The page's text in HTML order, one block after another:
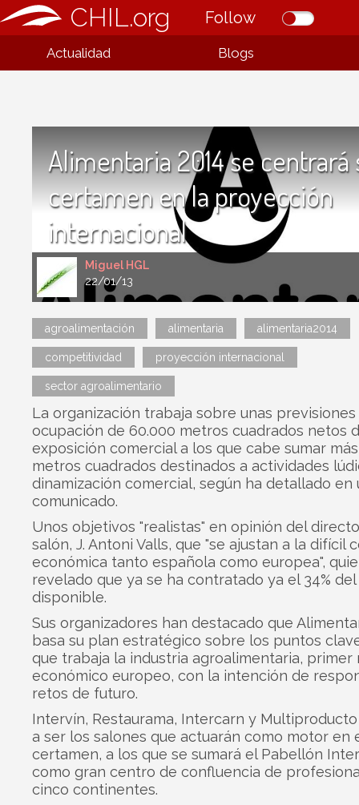
CHIL.org Follow
Actualidad Blogs
Miguel HGL
22/01/13
Alimentaria 2014 se centrará
certamen en la proyección
internacional
agroalimentación alimentaria alimentaria2014
competitividad proyección internacional
sector agroalimentario
La organización trabaja sobre unas
ocupación de 60.000 metros cuadrados netos
exposición comercial a los que cabe sumar
metros cuadrados destinados a actividades
dinamización comercial, según ha detallado en
comunicado.
Unos objetivos "realistas" en opinión del
salón, J. Antoni Valls, que "se ajustan a la difícil
económica tanto española como europea",
revelado que ya se ha contratado ya el 34%
disponible.
Sus organizadores han destacado que
basa su plan estratégico sobre los puntos
que trabaja la industria agroalimentaria, primer
económico europeo, con la intención de
retos de futuro.
Intervín, Restaurama, Intercarn y
a ser los salones que actuarán como motor en
certamen, a los que se sumará el Pabellón
como gran centro de confluencia de
cinco continentes.